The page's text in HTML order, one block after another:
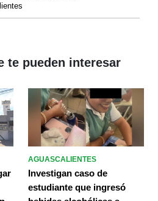
te pueden interesar
AGUASCALIENTES
Investigan caso de
estudiante que ingresó